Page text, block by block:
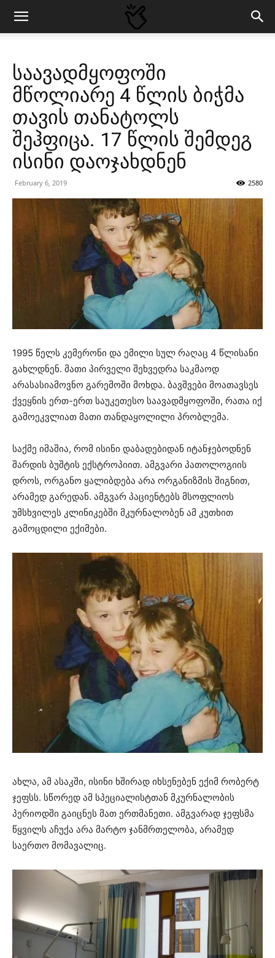
საავადმყოფოში
მწოლიარე 4 წლის ბიჭმა
თავის თანატოლს
შეჰფიცა. 17 წლის შემდეგ
ისინი დაოჯახდნენ
February 6, 2019 2580
1995 წელს კემერონი და ემილი სულ რაღაც 4 წლისანი
გახლდნენ. მათი პირველი შეხვედრა საკმაოდ
არასასიამოვნო გარემოში მოხდა. ბავშვები მოათავსეს
ქვეყნის ერთ-ერთ საუკეთესო საავადმყოფოში, რათა იქ
გამოეკვლიათ მათი თანდაყოლილი პრობლემა.
საქმე იმაშია, რომ ისინი დაბადებიდან იტანჯებოდნენ
შარდის ბუშტის ექსტროპიით. ამგვარი პათოლოგიის
დროს, ორგანო ყალიბდება არა ორგანიზმის შიგნით,
არამედ გარედან. ამგვარ პაციენტებს მსოფლიოს
უმსხვილეს კლინიკებში მკურნალობენ ამ კუთხით
გამოცდილი ექიმები.
ახლა, ამ ასაკში, ისინი ხშირად იხსენებენ ექიმ რობერტ
ჯეფსს. სწორედ ამ სპეციალისტთან მკურნალობის
პერიოდში გაიცნეს მათ ერთმანეთი. ამგვარად ჯეფსმა
წყვილს აჩუქა არა მარტო ჯანმრთელობა, არამედ
საერთო მომავალიც.